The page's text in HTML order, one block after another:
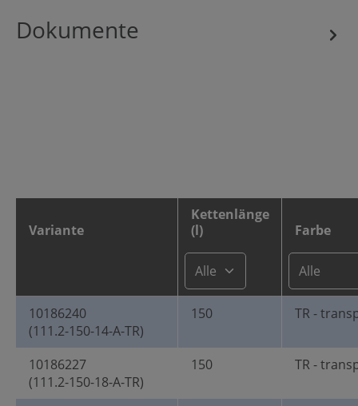
Dokumente
Variante
Kettenlänge
(l)
Farbe
10186240
(111.2-150-14-A-TR)
150 TR -
10186227
(111.2-150-18-A-TR)
150 TR -